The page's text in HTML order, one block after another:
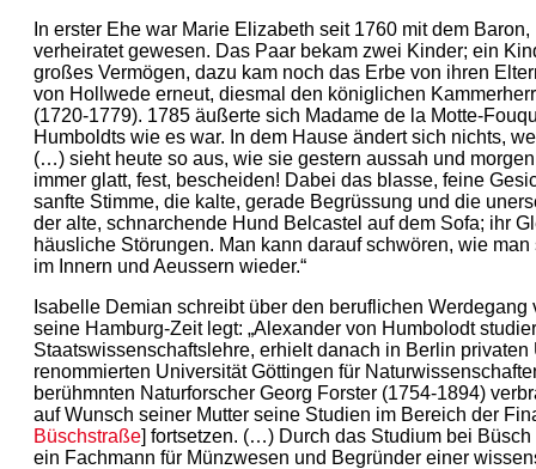
In erster Ehe war Marie Elizabeth seit 1760 mit dem
verheiratet gewesen. Das Paar bekam zwei Kinder; ein
großes Vermögen, dazu kam noch das Erbe von ihren
von Hollwede erneut, diesmal den königlichen
(1720-1779). 1785 äußerte sich Madame de la Motte-
Humboldts wie es war. In dem Hause ändert sich nichts,
(…) sieht heute so aus, wie sie gestern aussah und
immer glatt, fest, bescheiden! Dabei das blasse, feine
sanfte Stimme, die kalte, gerade Begrüssung und die
der alte, schnarchende Hund Belcastel auf dem Sofa; ihr
häusliche Störungen. Man kann darauf schwören, wie
im Innern und Aeussern wieder.“
Isabelle Demian schreibt über den beruflichen
seine Hamburg-Zeit legt: „Alexander von Humbolodt
Staatswissenschaftslehre, erhielt danach in Berlin
renommierten Universität Göttingen für
berühmnten Naturforscher Georg Forster (1754-1894)
auf Wunsch seiner Mutter seine Studien im Bereich der
Büschstraße] fortsetzen. (…) Durch das Studium bei
ein Fachmann für Münzwesen und Begründer einer